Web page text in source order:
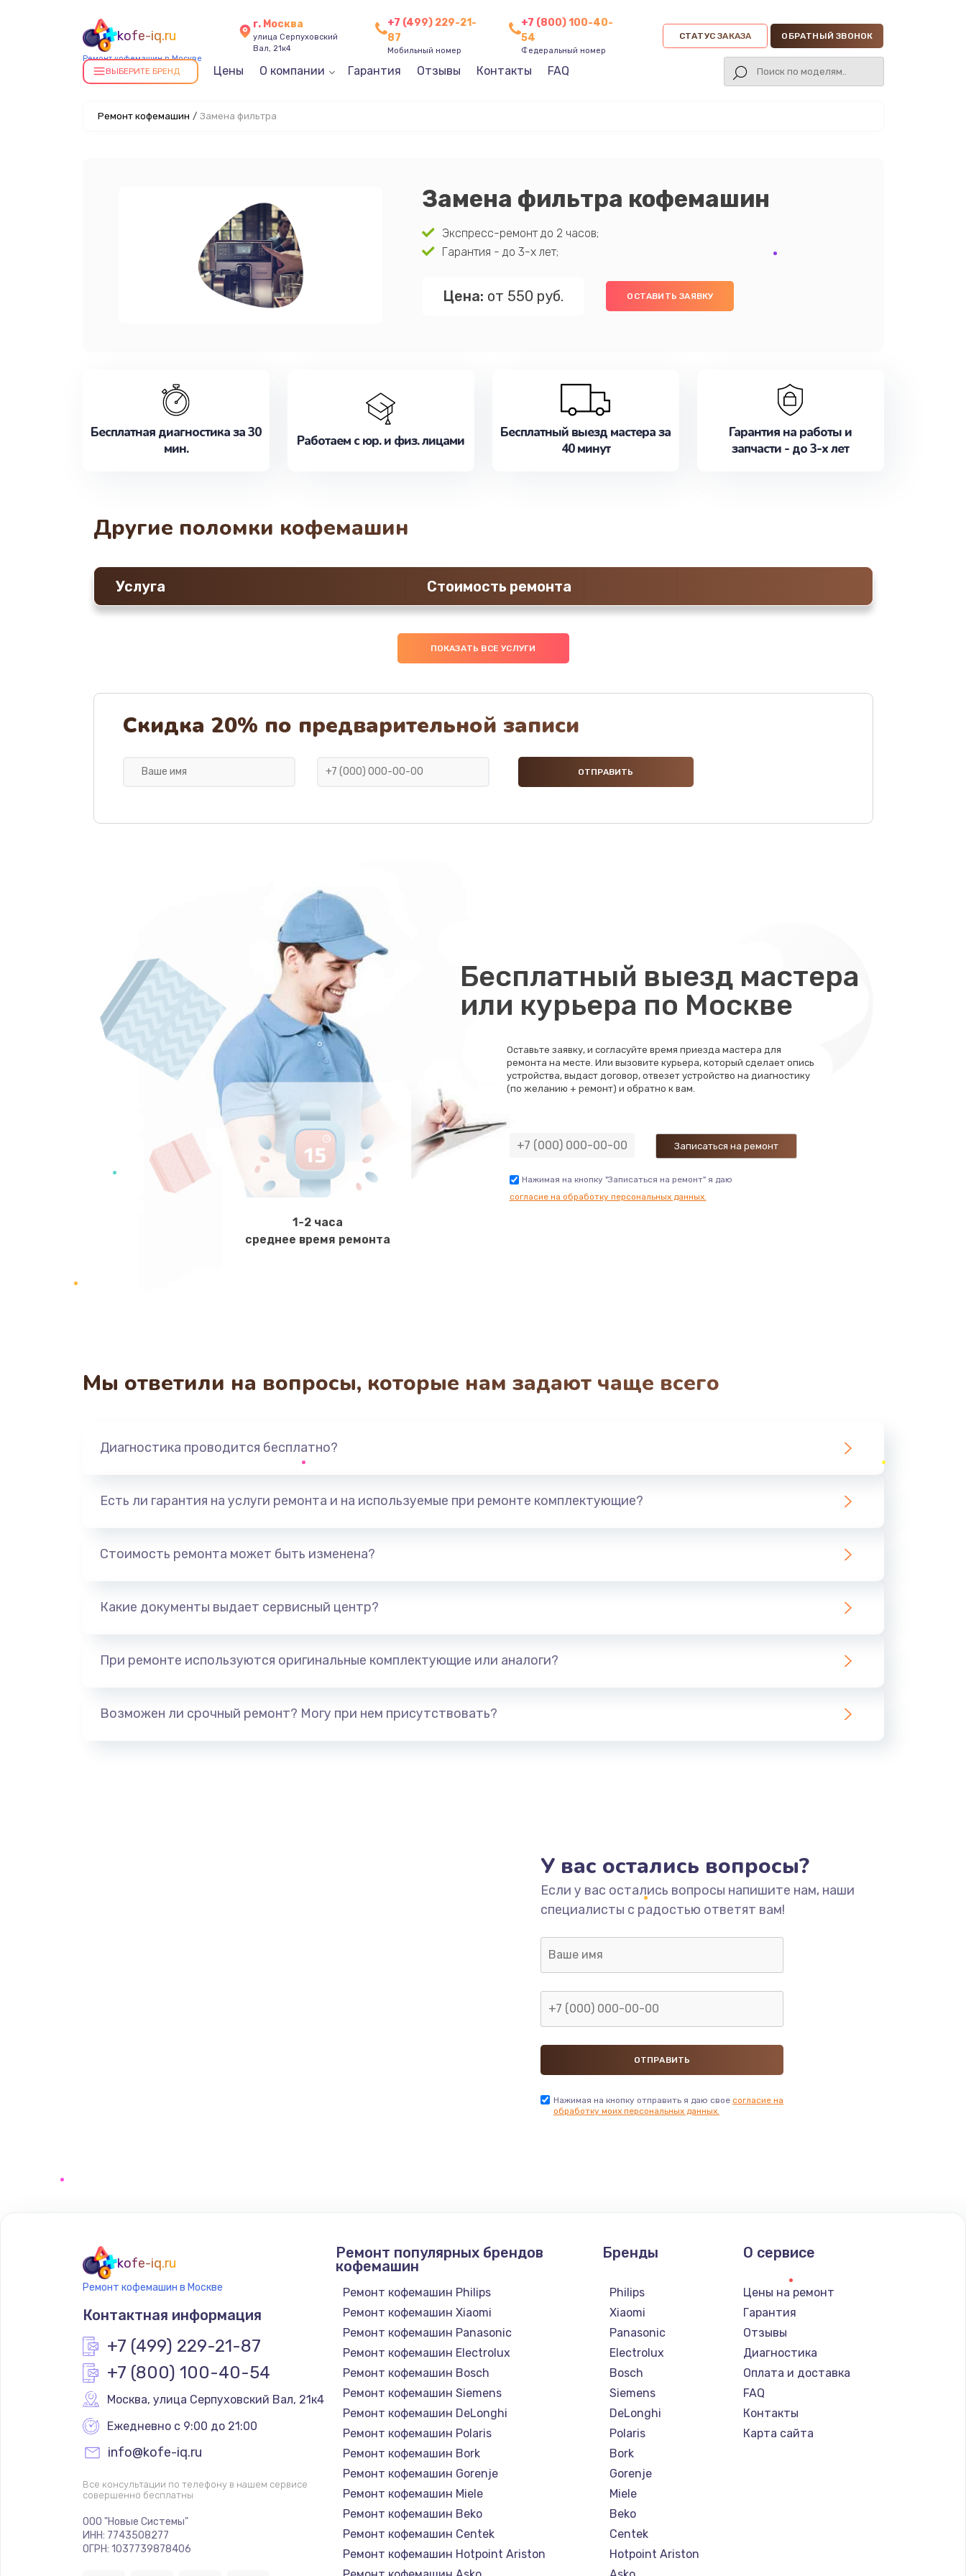
kofe-iq.ru
Ремонт кофемашин в Москве
г. Москва
улица Серпуховский
Вал, 21к4
+7 (499) 229-21-
87
Мобильный номер
+7 (800) 100-40-
54
Федеральный номер
СТАТУС ЗАКАЗА ОБРАТНЫЙ ЗВОНОК
ВЫБЕРИТЕ БРЕНД Цены О компании Гарантия Отзывы Контакты FAQ
Ремонт кофемашин / Замена фильтра
Замена фильтра кофемашин
Экспресс-ремонт до 2 часов;
Гарантия - до 3-х лет;
Цена: от 550 руб. ОСТАВИТЬ ЗАЯВКУ
Бесплатная диагностика за 30
мин.
Работаем с юр. и физ. лицами
Бесплатный выезд мастера за
40 минут
Гарантия на работы и
запчасти - до 3-х лет
Другие поломки кофемашин
Услуга Стоимость ремонта
ПОКАЗАТЬ ВСЕ УСЛУГИ
Скидка 20% по предварительной записи
1-2 часа
среднее время ремонта
Бесплатный выезд мастера
или курьера по Москве
Оставьте заявку, и согласуйте время приезда мастера для
ремонта на месте. Или вызовите курьера, который сделает опись
устройства, выдаст договор, отвезет устройство на диагностику
(по желанию + ремонт) и обратно к вам.
Нажимая на кнопку "Записаться на ремонт" я даю
согласие на обработку персональных данных.
Мы ответили на вопросы, которые нам задают чаще всего
Диагностика проводится бесплатно?
Есть ли гарантия на услуги ремонта и на используемые при ремонте комплектующие?
Стоимость ремонта может быть изменена?
Какие документы выдает сервисный центр?
При ремонте используются оригинальные комплектующие или аналоги?
Возможен ли срочный ремонт? Могу при нем присутствовать?
У вас остались вопросы?
Если у вас остались вопросы напишите нам, наши
специалисты с радостью ответят вам!
Нажимая на кнопку отправить я даю свое согласие на
обработку моих персональных данных.
kofe-iq.ru
Ремонт кофемашин в Москве
Контактная информация
+7 (499) 229-21-87
+7 (800) 100-40-54
Москва, улица Серпуховский Вал, 21к4
Ежедневно с 9:00 до 21:00
info@kofe-iq.ru
Все консультации по телефону в нашем сервисе
совершенно бесплатны
ООО "Новые Системы"
ИНН: 7743508277
ОГРН: 1037739878406
Ремонт популярных брендов
кофемашин
Ремонт кофемашин Philips
Ремонт кофемашин Xiaomi
Ремонт кофемашин Panasonic
Ремонт кофемашин Electrolux
Ремонт кофемашин Bosch
Ремонт кофемашин Siemens
Ремонт кофемашин DeLonghi
Ремонт кофемашин Polaris
Ремонт кофемашин Bork
Ремонт кофемашин Gorenje
Ремонт кофемашин Miele
Ремонт кофемашин Beko
Ремонт кофемашин Centek
Ремонт кофемашин Hotpoint Ariston
Бренды
Philips
Xiaomi
Panasonic
Electrolux
Bosch
Siemens
DeLonghi
Polaris
Bork
Gorenje
Miele
Beko
Centek
Hotpoint Ariston
О сервисе
Цены на ремонт
Гарантия
Отзывы
Диагностика
Оплата и доставка
FAQ
Контакты
Карта сайта